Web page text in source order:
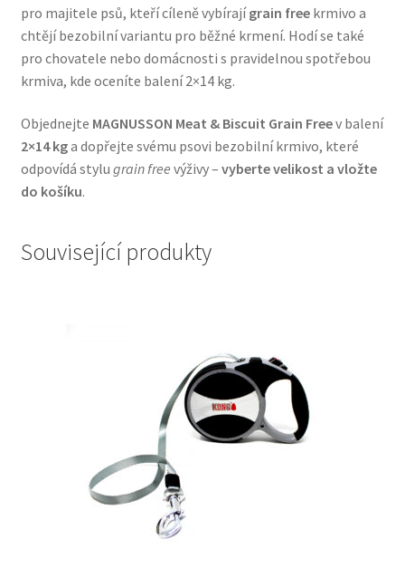
Vodítka a obojky
Wolf of Wilderness
pro majitele psů, kteří cíleně vybírajígrain freekrmivo a
chtějí bezobilní variantu pro běžné krmení. Hodí se také
pro chovatele nebo domácnosti s pravidelnou spotřebou
krmiva, kde oceníte balení 2×14 kg.
Objednejte MAGNUSSON Meat & Biscuit Grain Freev balení
2×14 kga dopřejte svému psovi bezobilní krmivo, které
odpovídá stylu grain free výživy – vyberte velikost a vložte
do košíku.
Související produkty